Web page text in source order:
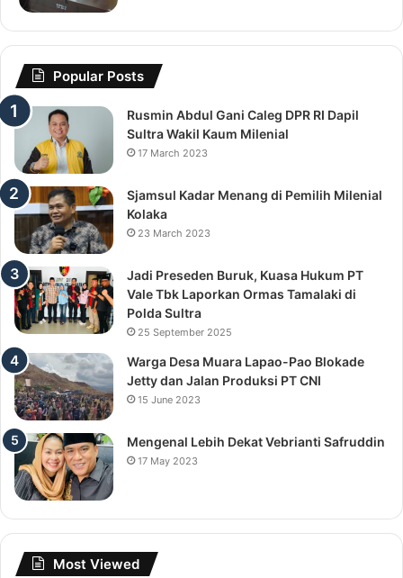
Popular Posts
Rusmin Abdul Gani Caleg DPR RI Dapil
Sultra Wakil Kaum Milenial
17 March 2023
Sjamsul Kadar Menang di Pemilih Milenial
Kolaka
23 March 2023
Jadi Preseden Buruk, Kuasa Hukum PT
Vale Tbk Laporkan Ormas Tamalaki di
Polda Sultra
25 September 2025
Warga Desa Muara Lapao-Pao Blokade
Jetty dan Jalan Produksi PT CNI
15 June 2023
Mengenal Lebih Dekat Vebrianti Safruddin
17 May 2023
Most Viewed